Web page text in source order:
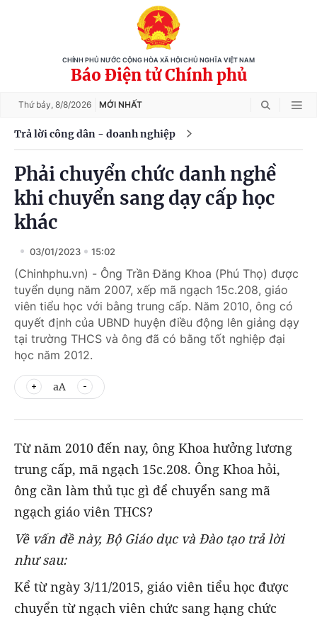
CHÍNH PHỦ NƯỚC CỘNG HÒA XÃ HỘI CHỦ NGHĨA VIỆT NAM
Báo Điện tử Chính phủ
Thứ bảy, 8/8/2026 MỚI NHẤT
Trả lời công dân - doanh nghiệp
Phải chuyển chức danh nghề
khi chuyển sang dạy cấp học
khác
03/01/2023 15:02
(Chinhphu.vn) - Ông Trần Đăng Khoa (Phú Thọ) được
tuyển dụng năm 2007, xếp mã ngạch 15c.208, giáo
viên tiểu học với bằng trung cấp. Năm 2010, ông có
quyết định của UBND huyện điều động lên giảng dạy
tại trường THCS và ông đã có bằng tốt nghiệp đại
học năm 2012.
aA
Từ năm 2010 đến nay, ông Khoa hưởng lương
trung cấp, mã ngạch 15c.208. Ông Khoa hỏi,
ông cần làm thủ tục gì để chuyển sang mã
ngạch giáo viên THCS?
Về vấn đề này, Bộ Giáo dục và Đào tạo trả lời
như sau:
Kể từ ngày 3/11/2015, giáo viên tiểu học được
chuyển từ ngạch viên chức sang hạng chức